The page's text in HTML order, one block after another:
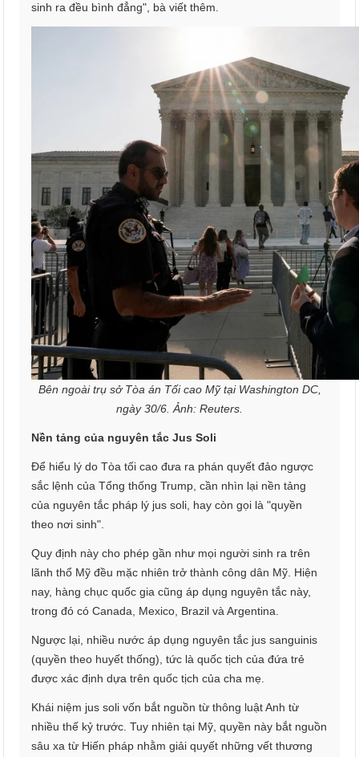
sinh ra đều bình đẳng", bà viết thêm.
Bên ngoài trụ sở Tòa án Tối cao Mỹ tại Washington DC,
ngày 30/6. Ảnh: Reuters.
Nền tảng của nguyên tắc Jus Soli
Để hiểu lý do Tòa tối cao đưa ra phán quyết đảo ngược
sắc lệnh của Tổng thống Trump, cần nhìn lại nền tảng
của nguyên tắc pháp lý jus soli, hay còn gọi là "quyền
theo nơi sinh".
Quy định này cho phép gần như mọi người sinh ra trên
lãnh thổ Mỹ đều mặc nhiên trở thành công dân Mỹ. Hiện
nay, hàng chục quốc gia cũng áp dụng nguyên tắc này,
trong đó có Canada, Mexico, Brazil và Argentina.
Ngược lại, nhiều nước áp dụng nguyên tắc jus sanguinis
(quyền theo huyết thống), tức là quốc tịch của đứa trẻ
được xác định dựa trên quốc tịch của cha mẹ.
Khái niệm jus soli vốn bắt nguồn từ thông luật Anh từ
nhiều thế kỷ trước. Tuy nhiên tại Mỹ, quyền này bắt nguồn
sâu xa từ Hiến pháp nhằm giải quyết những vết thương